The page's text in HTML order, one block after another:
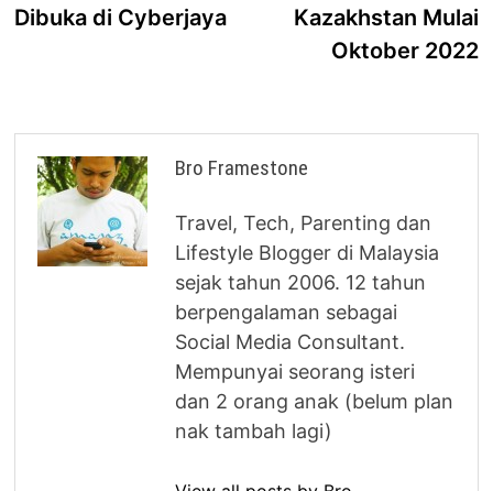
Dibuka di Cyberjaya
Kazakhstan Mulai
Oktober 2022
Bro Framestone
Travel, Tech, Parenting dan
Lifestyle Blogger di Malaysia
sejak tahun 2006. 12 tahun
berpengalaman sebagai
Social Media Consultant.
Mempunyai seorang isteri
dan 2 orang anak (belum plan
nak tambah lagi)